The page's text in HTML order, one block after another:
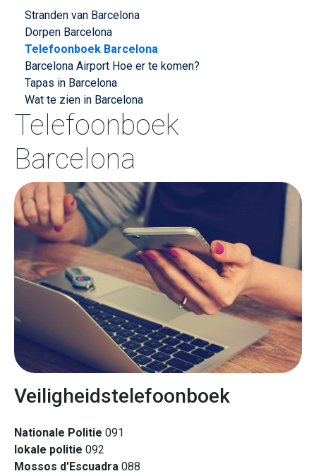
Stranden van Barcelona
Dorpen Barcelona
Telefoonboek Barcelona
Barcelona Airport Hoe er te komen?
Tapas in Barcelona
Wat te zien in Barcelona
Telefoonboek
Barcelona
Veiligheidstelefoonboek
Nationale Politie 091
lokale politie 092
Mossos d'Escuadra 088